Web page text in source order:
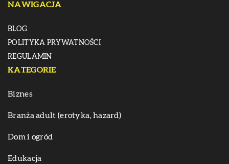
NAWIGACJA
BLOG
POLITYKA PRYWATNOŚCI
REGULAMIN
KATEGORIE
Biznes
Branża adult (erotyka, hazard)
Dom i ogród
Edukacja